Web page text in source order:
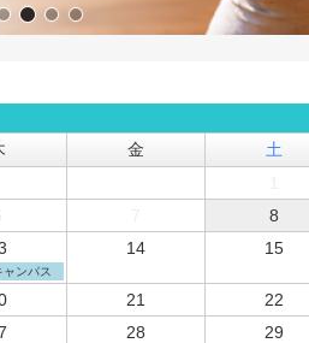
金
土
8
ャンパス
14 15
21
22
28 29